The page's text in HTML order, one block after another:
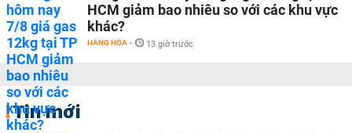
HCM giảm bao nhiêu so với các khu vực
khác?
HÀNG HÓA - 13 giờ trước
Tin mới